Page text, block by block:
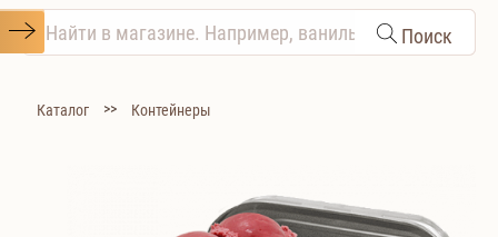
Поиск
Каталог >> Контейнеры